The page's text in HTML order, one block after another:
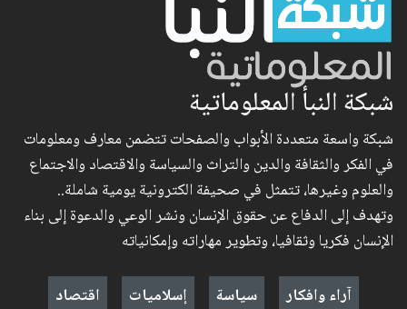
شبكة النبأ المعلوماتية
شبكة واسعة متعددة الأبواب والصفحات تتضمن معارف ومعلومات
في الفكر والثقافة والدين والتراث والسياسة والاقتصاد والاجتماع
والعلوم وغيرها، تتمثل في صحيفة الكترونية يومية شاملة..
وتهدف إلى الدفاع عن حقوق الإنسان ونشر الوعي والدعوة إلى بناء
الإنسان فكريا وثقافيا، وتطوير مهاراته وإمكانياته
آراء وافكار
سياسة إسلاميات اقتصاد